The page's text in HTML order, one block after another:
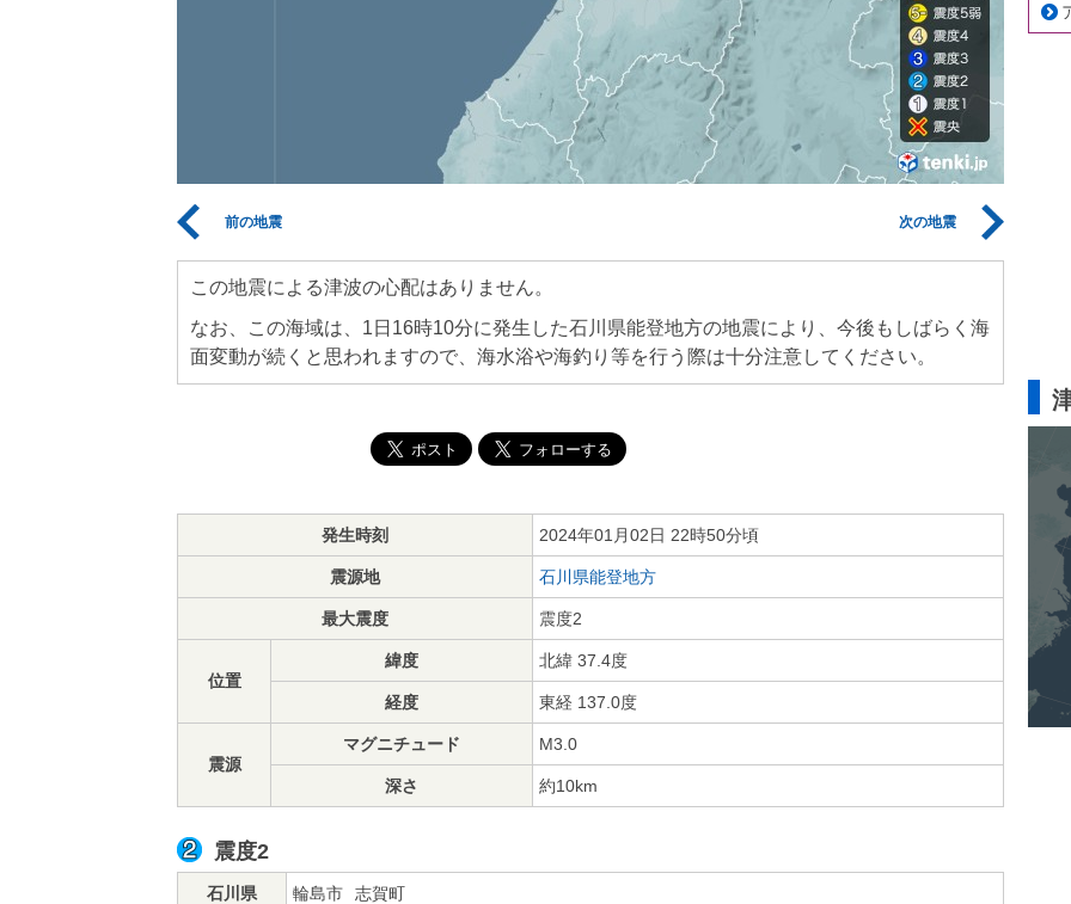
前の地震 次の地震
この地震による津波の心配はありません。
なお、この海域は、1日16時10分に発生した石川県能登地方の地震により、今後もしばらく海
面変動が続くと思われますので、海水浴や海釣り等を行う際は十分注意してください。
発生時刻 2024年01月02日 22時50分頃
震源地 石川県能登地方
最大震度 震度2
位置
緯度 北緯 37.4度
経度 東経 137.0度
震源
マグニチュード M3.0
深さ 約10km
震度2
石川県 輪島市 志賀町